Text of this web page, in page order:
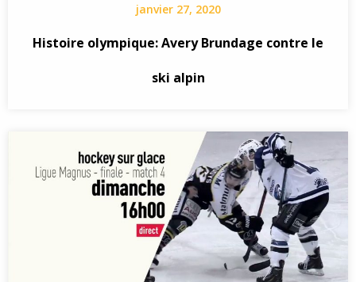
janvier 27, 2020
Histoire olympique: Avery Brundage contre le
ski alpin